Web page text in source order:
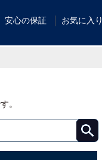
安心の保証 お気に入り
。